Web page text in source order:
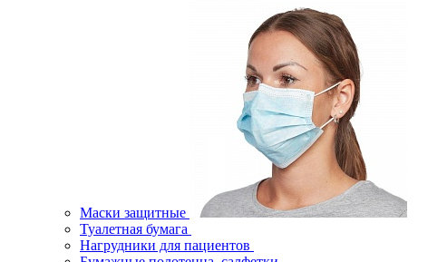
Маски защитные
Туалетная бумага
Нагрудники для пациентов